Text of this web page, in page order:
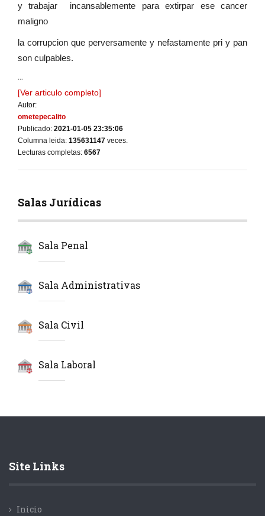
y trabajar incansablemente para extirpar ese cancer
maligno
la corrupcion que perversamente y nefastamente pri y pan
son culpables.
...
[Ver articulo completo]
Autor:
ometepecalito
Publicado: 2021-01-05 23:35:06
Columna leida: 135631147 veces.
Lecturas completas: 6567
Salas Jurídicas
Sala Penal
Sala Administrativas
Sala Civil
Sala Laboral
Site Links
Inicio